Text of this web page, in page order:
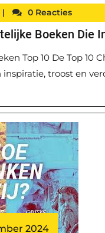
| 0 Reacties
Boeken Die
Top 10 De Top 10
troost en
2024